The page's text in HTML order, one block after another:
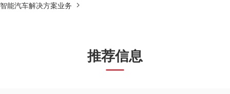
智能汽车解决方案业务
推荐信息